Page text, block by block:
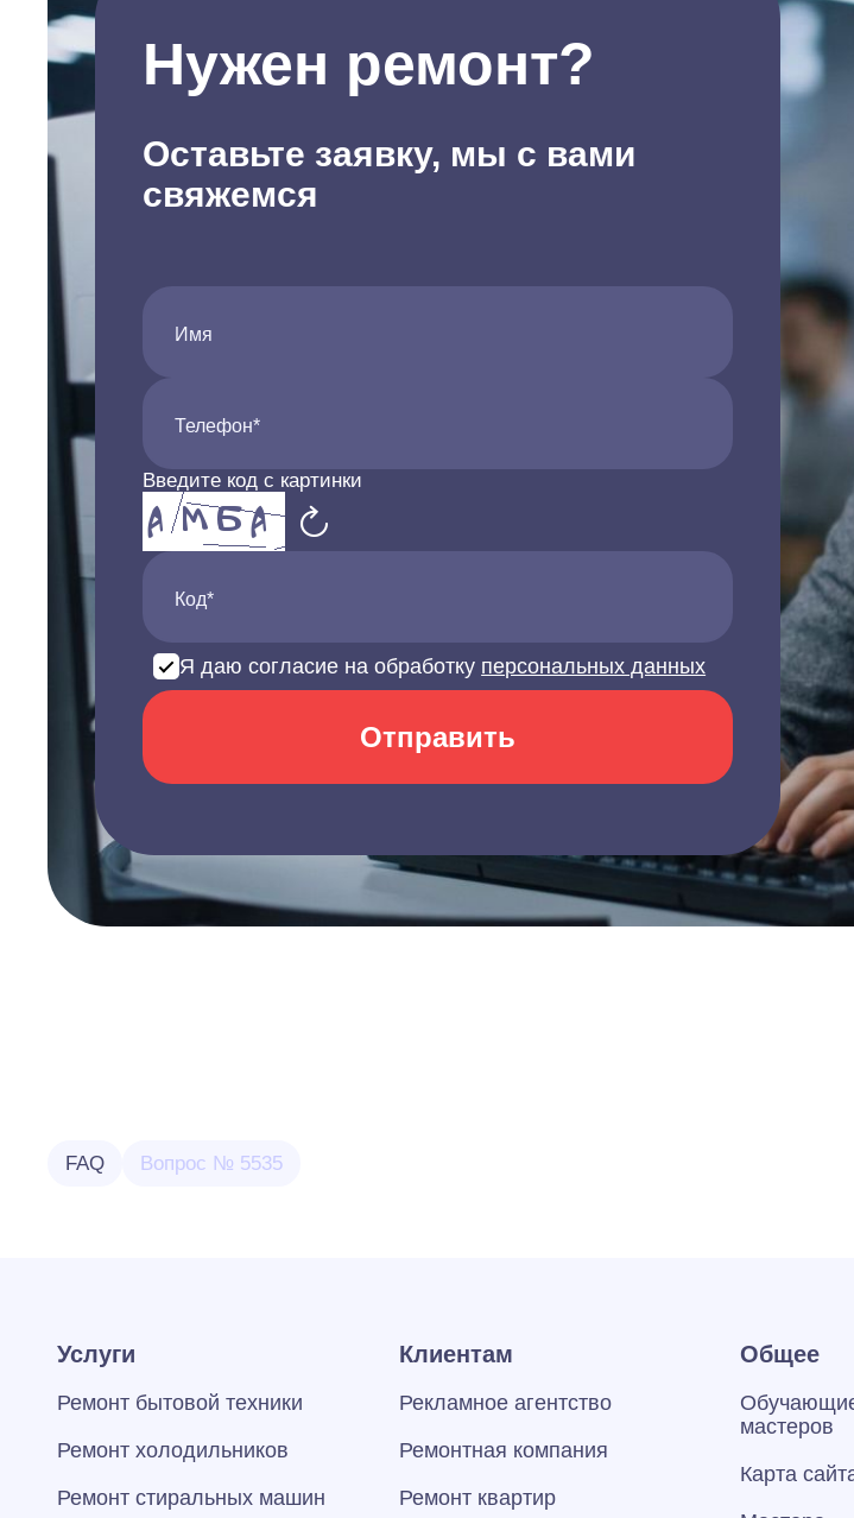
Нужен ремонт?
Оставьте заявку, мы с вами
свяжемся
Имя
Телефон*
Введите код с картинки
Код*
Я даю согласие на обработку персональных данных
Отправить
FAQ Вопрос № 5535
Услуги
Ремонт бытовой техники
Ремонт холодильников
Ремонт стиральных машин
Клиентам
Рекламное агентство
Ремонтная компания
Ремонт квартир
Общее
мастеров
Карта